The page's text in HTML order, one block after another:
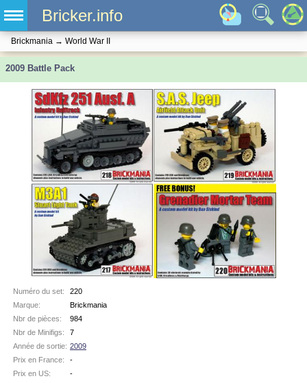
Bricker.info
Brickmania → World War II
2009 Battle Pack
Numéro du set:
220
Marque:
Brickmania
Nbr de pièces:
984
Nbr de Minifigs:
7
Année de sortie: 2009
Prix en France:
-
Prix en US:
-